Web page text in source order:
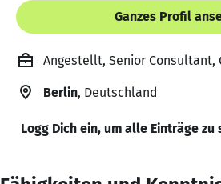
Ganzes Profil
Angestellt, Senior Consultant,
Berlin, Deutschland
Logg Dich ein, um alle Einträge zu